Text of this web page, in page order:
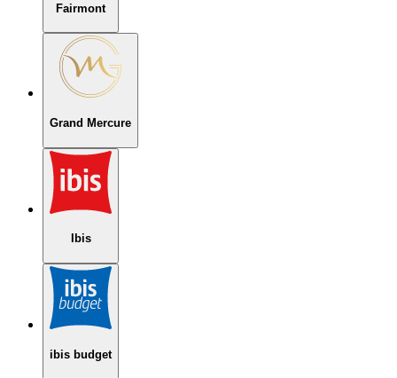
Fairmont
Grand Mercure
Ibis
ibis budget